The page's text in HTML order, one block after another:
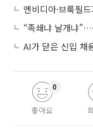
엔비디아·브룩필
AI가 닫은 신입 채
좋아요
0